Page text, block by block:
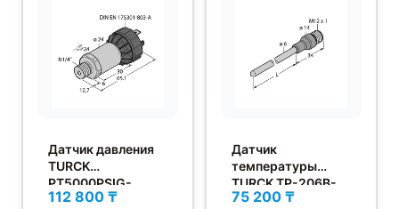
Датчик давления
TURCK
PT5000PSIG-
2003-I2-DA91
112 800 ₸
Датчик
температуры
TURCK TP-206B-
CF-H1141-
75 200 ₸